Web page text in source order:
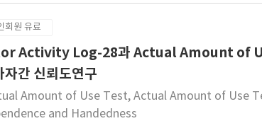
회원 유료
Activity Log-28과 Actual Amount of
간 신뢰도연구
Amount of Use Test, Actual Amount of Use
and Handedness